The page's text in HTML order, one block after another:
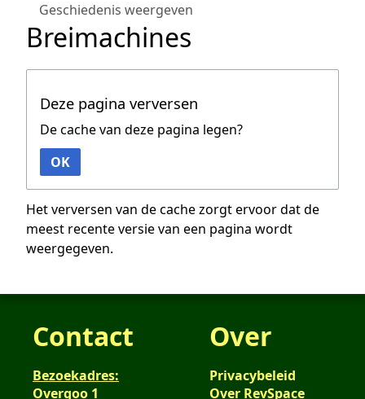
Geschiedenis weergeven
Breimachines
Deze pagina verversen
De cache van deze pagina legen?
OK
Het verversen van de cache zorgt ervoor dat de
meest recente versie van een pagina wordt
weergegeven.
Contact
Bezoekadres:
Overgoo 1
Over
Privacybeleid
Over RevSpace